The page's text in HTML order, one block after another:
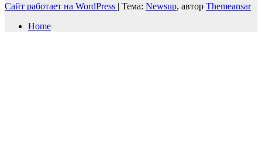
Сайт работает на WordPress | Тема: Newsup, автор Themeansar
Home